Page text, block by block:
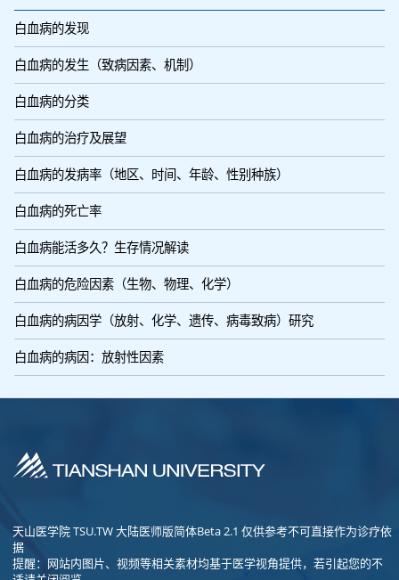
白血病的发现
白血病的发生（致病因素、机制）
白血病的分类
白血病的治疗及展望
白血病的发病率（地区、时间、年龄、性别种族）
白血病的死亡率
白血病能活多久？生存情况解读
白血病的危险因素（生物、物理、化学）
白血病的病因学（放射、化学、遗传、病毒致病）研究
白血病的病因：放射性因素
天山医学院 TSU.TW 大陆医师版简体Beta 2.1 仅供参考不可直接作为诊疗依
据
提醒：网站内图片、视频等相关素材均基于医学视角提供，若引起您的不